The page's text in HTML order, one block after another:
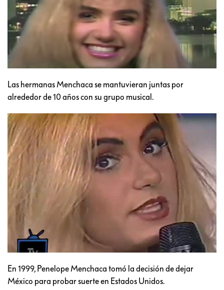
Las hermanas Menchaca se mantuvieran juntas por
alrededor de 10 años con su grupo musical.
En 1999, Penelope Menchaca tomó la decisión de dejar
México para probar suerte en Estados Unidos.